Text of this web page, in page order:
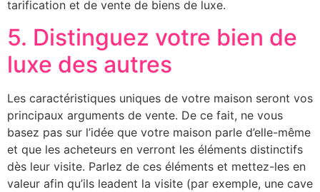
tarification et de vente de biens de luxe.
5. Distinguez votre bien de
luxe des autres
Les caractéristiques uniques de votre maison seront vos
principaux arguments de vente. De ce fait, ne vous
basez pas sur l’idée que votre maison parle d’elle-même
et que les acheteurs en verront les éléments distinctifs
dès leur visite. Parlez de ces éléments et mettez-les en
valeur afin qu’ils leadent la visite (par exemple, une cave